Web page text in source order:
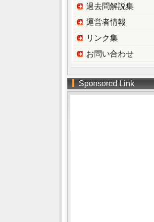
過去問解説集
運営者情報
リンク集
お問い合わせ
Sponsored Link